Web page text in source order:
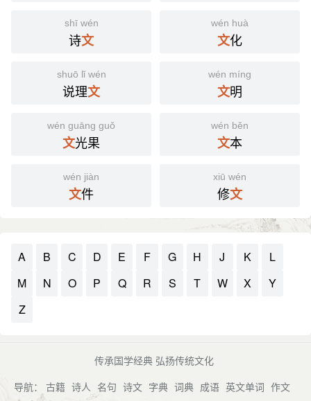
shī wén
诗文
wén huà
文化
shuō lǐ wén
说理文
wén míng
文明
wén guāng guǒ
文光果
wén běn
文本
wén jiàn
文件
xiū wén
修文
A B C D E F G H J K
L
M
N O P Q R S T W X
Y
Z
传承国学经典 弘扬传统文化
导航： 古籍 诗人 名句 诗文 字典 词典 成语 英文单词 作文